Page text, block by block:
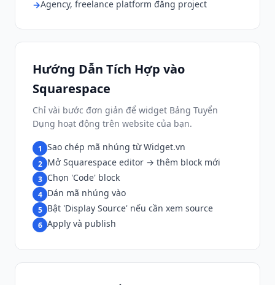
Agency, freelance platform đăng project
Hướng Dẫn Tích Hợp vào
Squarespace
Chỉ vài bước đơn giản để widget Bảng Tuyển
Dụng hoạt động trên website của bạn.
1 Sao chép mã nhúng từ Widget.vn
2 Mở Squarespace editor → thêm block mới
3 Chọn 'Code' block
4 Dán mã nhúng vào
5 Bật 'Display Source' nếu cần xem source
6 Apply và publish